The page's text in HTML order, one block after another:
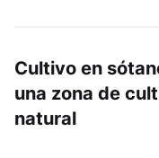
Cultivo en
una zona de
natural